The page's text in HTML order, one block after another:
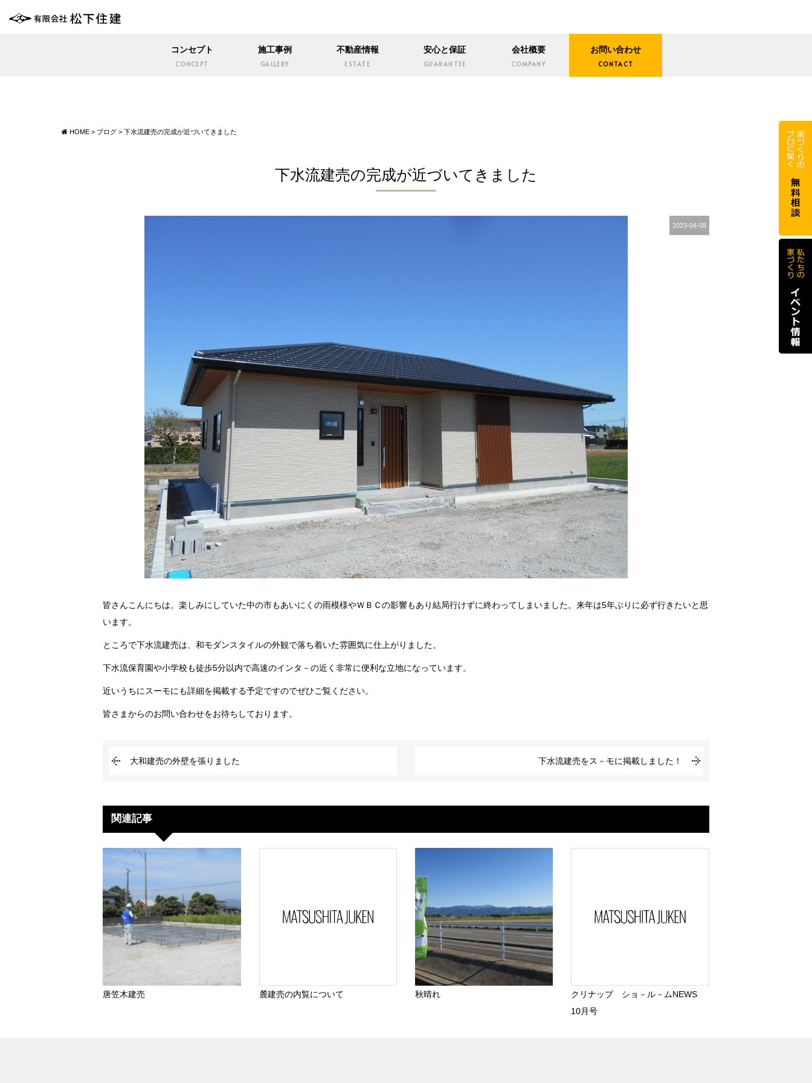
コンセプト
CONCEPT
施工事例
GALLERY
不動産情報
ESTATE
安心と保証
GUARANTEE
会社概要
COMPANY
お問い合わせ
CONTACT
HOME > ブログ > 下水流建売の完成が近づいてきました
下水流建売の完成が近づいてきました
2023-04-08
皆さんこんにちは。楽しみにしていた中の市もあいにくの雨模様やＷＢＣの影響もあり結局行けずに終わってしまいました。来年は5年ぶりに必ず行きたいと思
います。
ところで下水流建売は、和モダンスタイルの外観で落ち着いた雰囲気に仕上がりました。
下水流保育園や小学校も徒歩5分以内で高速のインタ－の近く非常に便利な立地になっています。
近いうちにスーモにも詳細を掲載する予定ですのでぜひご覧ください。
皆さまからのお問い合わせをお待ちしております。
大和建売の外壁を張りました 下水流建売をス－モに掲載しました！
関連記事
唐笠木建売 麓建売の内覧について 秋晴れ
クリナップ ショ－ル－ムNEWS
10月号